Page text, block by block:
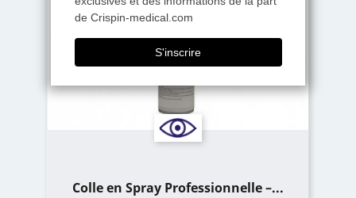
Colle en Spray Professionnelle –...